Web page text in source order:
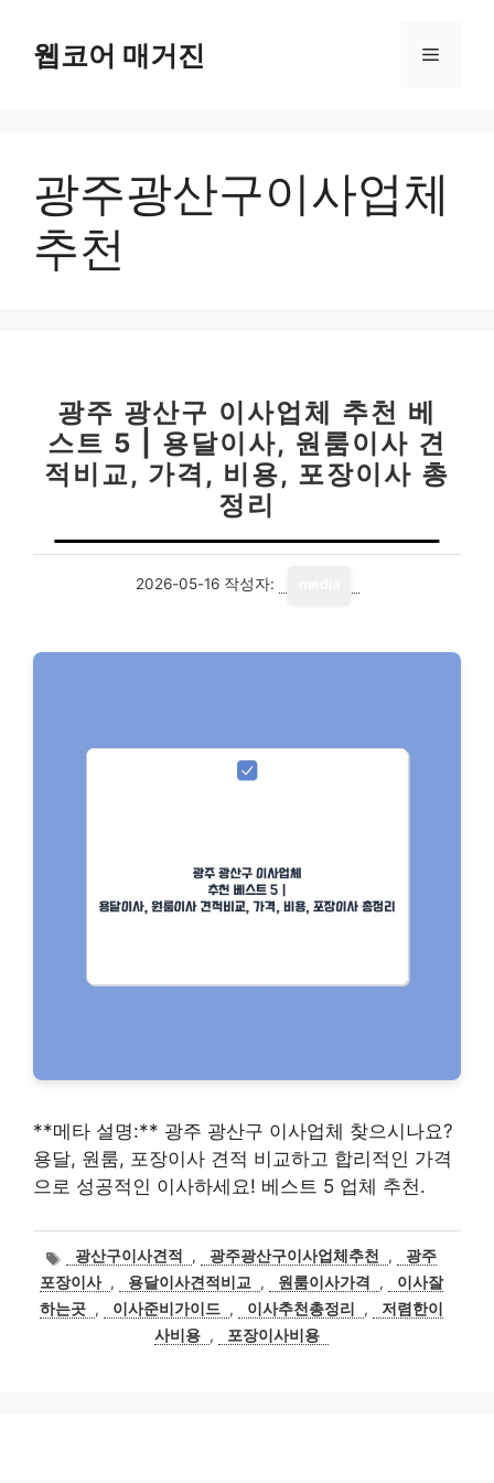
웹코어 매거진 메
광주광산구이사업체
추천
광주 광산구 이사업체 추천 베
스트 5 | 용달이사, 원룸이사 견
적비교, 가격, 비용, 포장이사 총
정리
2026-05-16 작성자:
**메타 설명:** 광주 광산구 이사업체 찾으시나요?
용달, 원룸, 포장이사 견적 비교하고 합리적인 가격
으로 성공적인 이사하세요! 베스트 5 업체 추천.
태
그
광산구이사견적 , 광주광산구이사업체추천 ,
광주
포장이사 , 용달이사견적비교 , 원룸이사가격 ,
이사잘
하는곳 , 이사준비가이드 , 이사추천총정리 ,
저렴한이
사비용 , 포장이사비용